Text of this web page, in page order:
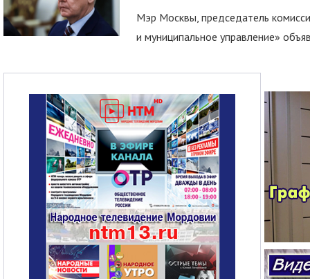
Мэр Москвы, председатель
и муниципальное управление»